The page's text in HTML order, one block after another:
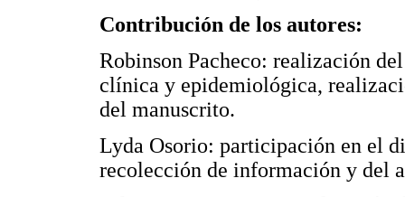
Contribución de los autores:
Robinson Pacheco: realización
clínica y epidemiológica,
del manuscrito.
Lyda Osorio: participación en el
recolección de información y del